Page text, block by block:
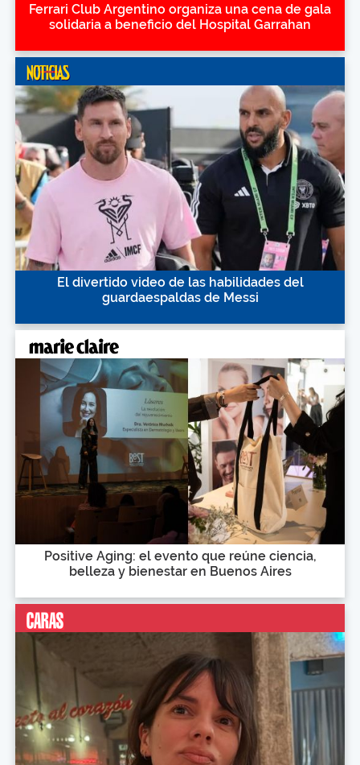
Ferrari Club Argentino organiza una cena de gala
solidaria a beneficio del Hospital Garrahan
El divertido video de las habilidades del
guardaespaldas de Messi
Positive Aging: el evento que reúne ciencia,
belleza y bienestar en Buenos Aires